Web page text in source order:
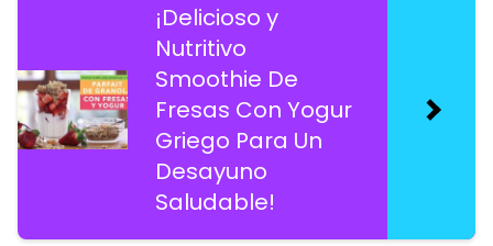
¡Delicioso y
Nutritivo
Smoothie De
Fresas Con Yogur
Griego Para Un
Desayuno
Saludable!